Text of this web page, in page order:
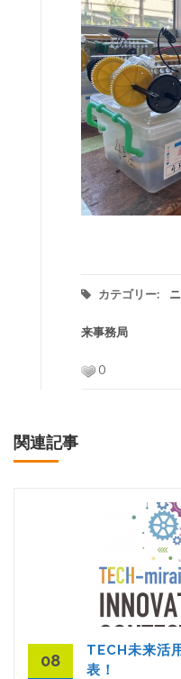
カテゴリー:
来事務局
0
関連記事
08
TECH未来活
表！